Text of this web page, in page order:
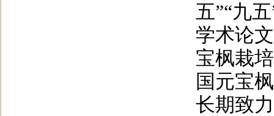
五”“九
学术论
宝枫栽
国元宝
长期致